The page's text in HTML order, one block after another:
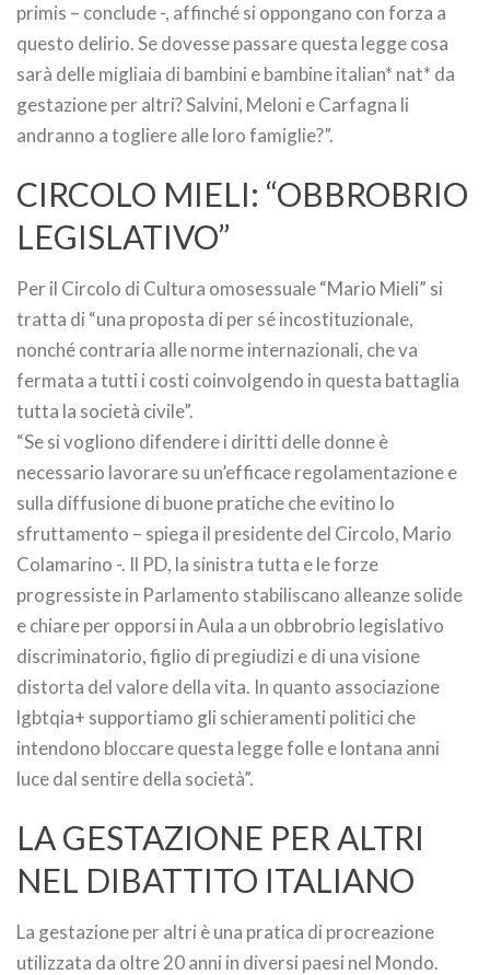
primis – conclude -, affinché si oppongano con forza a
questo delirio. Se dovesse passare questa legge cosa
sarà delle migliaia di bambini e bambine italian* nat* da
gestazione per altri? Salvini, Meloni e Carfagna li
andranno a togliere alle loro famiglie?”.
CIRCOLO MIELI: “OBBROBRIO
LEGISLATIVO”
Per il Circolo di Cultura omosessuale “Mario Mieli” si
tratta di “una proposta di per sé incostituzionale,
nonché contraria alle norme internazionali, che va
fermata a tutti i costi coinvolgendo in questa battaglia
tutta la società civile”.
“Se si vogliono difendere i diritti delle donne è
necessario lavorare su un’efficace regolamentazione e
sulla diffusione di buone pratiche che evitino lo
sfruttamento – spiega il presidente del Circolo, Mario
Colamarino -. Il PD, la sinistra tutta e le forze
progressiste in Parlamento stabiliscano alleanze solide
e chiare per opporsi in Aula a un obbrobrio legislativo
discriminatorio, figlio di pregiudizi e di una visione
distorta del valore della vita. In quanto associazione
lgbtqia+ supportiamo gli schieramenti politici che
intendono bloccare questa legge folle e lontana anni
luce dal sentire della società”.
LA GESTAZIONE PER ALTRI
NEL DIBATTITO ITALIANO
La gestazione per altri è una pratica di procreazione
utilizzata da oltre 20 anni in diversi paesi nel Mondo.